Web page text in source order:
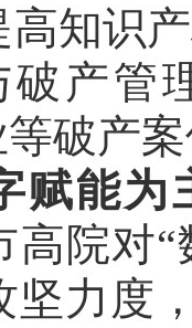
知识
破产管
破产
赋能
高院对
坚力度